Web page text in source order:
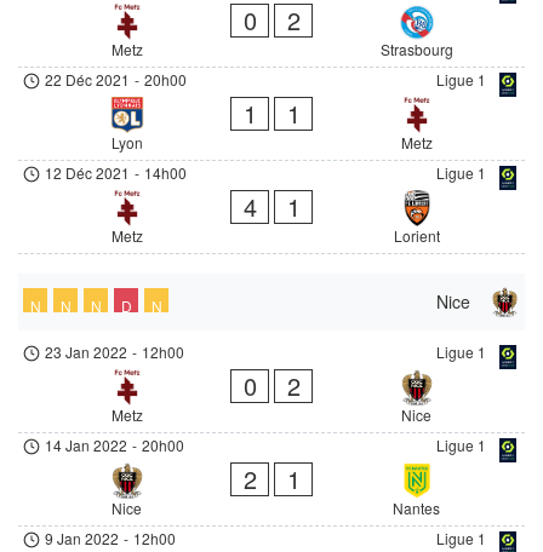
Metz
0 2
Strasbourg
Ligue 1
22 Déc 2021 - 20h00
Lyon
1 1
Metz
Ligue 1
12 Déc 2021 - 14h00
Metz
4 1
Lorient
Nice
N N N D N
Ligue 1
23 Jan 2022 - 12h00
Metz
0 2
Nice
Ligue 1
14 Jan 2022 - 20h00
Nice
2 1
Nantes
Ligue 1
9 Jan 2022 - 12h00